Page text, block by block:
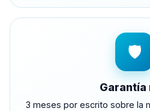
🛡️
Garantía
3 meses por escrito sobre la